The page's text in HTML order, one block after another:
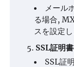
メール
る場合,
スを設定し
SSL証明
SSL証